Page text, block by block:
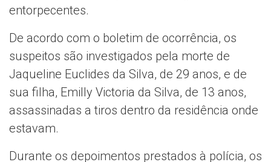
entorpecentes.
De acordo com o boletim de ocorrência, os
suspeitos são investigados pela morte de
Jaqueline Euclides da Silva, de 29 anos, e de
sua filha, Emilly Victoria da Silva, de 13 anos,
assassinadas a tiros dentro da residência onde
estavam.
Durante os depoimentos prestados à polícia, os